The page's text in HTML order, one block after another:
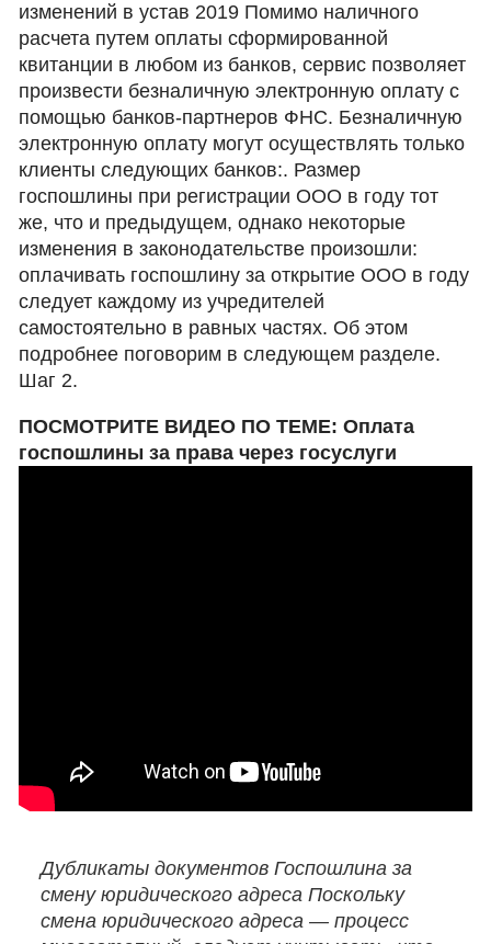
изменений в устав 2019 Помимо наличного
расчета путем оплаты сформированной
квитанции в любом из банков, сервис позволяет
произвести безналичную электронную оплату с
помощью банков-партнеров ФНС. Безналичную
электронную оплату могут осуществлять только
клиенты следующих банков:. Размер
госпошлины при регистрации ООО в году тот
же, что и предыдущем, однако некоторые
изменения в законодательстве произошли:
оплачивать госпошлину за открытие ООО в году
следует каждому из учредителей
самостоятельно в равных частях. Об этом
подробнее поговорим в следующем разделе.
Шаг 2.
ПОСМОТРИТЕ ВИДЕО ПО ТЕМЕ: Оплата
госпошлины за права через госуслуги
Дубликаты документов Госпошлина за
смену юридического адреса Поскольку
смена юридического адреса — процесс